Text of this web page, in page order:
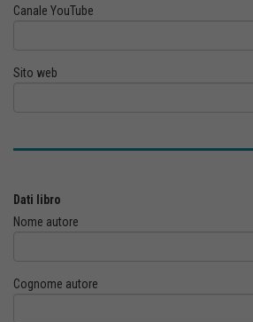
Canale YouTube
Sito web
Dati libro
Nome autore
Cognome autore